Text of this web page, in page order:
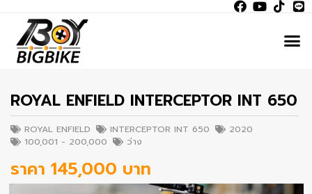
ROYAL ENFIELD INTERCEPTOR INT 650
ROYAL ENFIELD INTERCEPTOR INT 650
2020
100,001 - 200,000
ว่าง
ราคา 145,000 บาท